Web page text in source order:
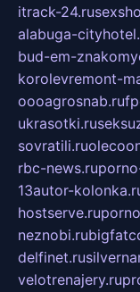
itrack-24.ru
alabuga-
bud-em-
korolevremont-
oooagrosnab.ru
ukrasotki.ru
sovratili.ru
rbc-news.ru
13autor-
hostserve.ru
neznobi.ru
delfinet.ru
velotrenajery.ru